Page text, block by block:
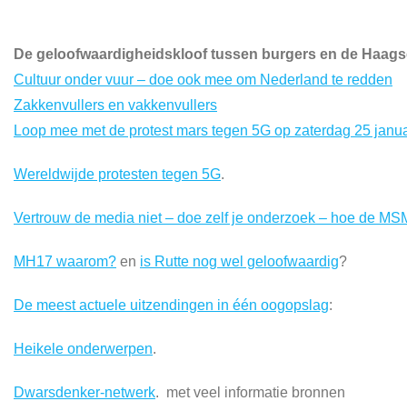
De geloofwaardigheidskloof tussen burgers en de
Cultuur onder vuur – doe ook mee om Nederland te redden
Zakkenvullers en vakkenvullers
Loop mee met de protest mars tegen 5G op zaterdag 25
Wereldwijde protesten tegen 5G.
Vertrouw de media niet – doe zelf je onderzoek – hoe de
MH17 waarom? en is Rutte nog wel geloofwaardig?
De meest actuele uitzendingen in één oogopslag:
Heikele onderwerpen.
Dwarsdenker-netwerk. met veel informatie bronnen